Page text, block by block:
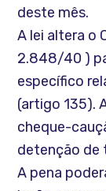
deste mês.
A lei altera o
2.848/40 )
específico
(artigo 135).
cheque-
detenção de
A pena